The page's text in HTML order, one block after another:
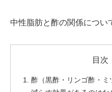
中性脂肪と酢の関係につい
目次
酢（黒酢・リンゴ酢・